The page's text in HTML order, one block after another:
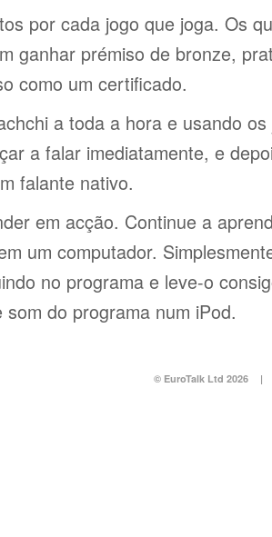
por cada jogo que joga. Os
ganhar prémiso de bronze,
como um certificado.
a toda a hora e usando
a falar imediatamente, e
falante nativo.
em acção. Continue a
um computador.
no programa e leve-o
som do programa num iPod.
© EuroTalk Ltd 2026 |